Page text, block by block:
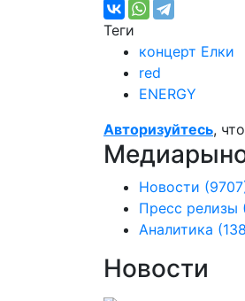
Теги
концерт Елки
red
ENERGY
Авторизуйтесь,
Новости
Пресс релизы
Аналитика
Новости